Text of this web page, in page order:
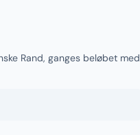
Rand, ganges beløbet med